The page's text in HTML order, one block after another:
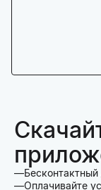
Оплачивайте